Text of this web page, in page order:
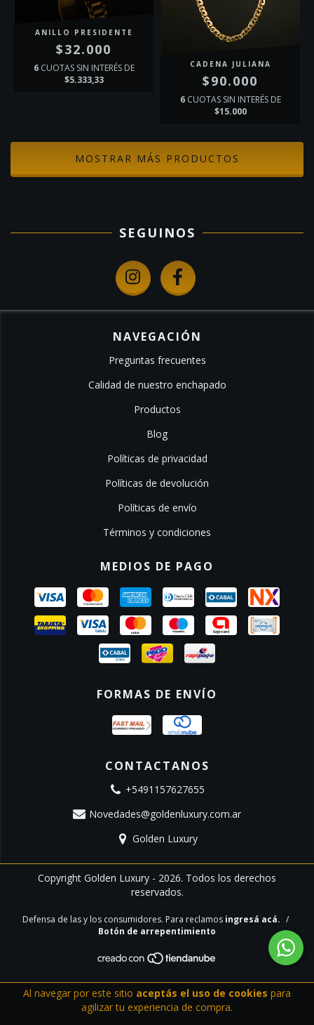
Al navegar por este sitio aceptás el uso de cookies para
agilizar tu experiencia de compra.
ANILLO PRESIDENTE
$32.000
6 CUOTAS SIN INTERÉS DE
$5.333,33
CADENA JULIANA
$90.000
6 CUOTAS SIN INTERÉS DE
$15.000
MOSTRAR MÁS PRODUCTOS
SEGUINOS
NAVEGACIÓN
Preguntas frecuentes
Calidad de nuestro enchapado
Productos
Blog
Políticas de privacidad
Políticas de devolución
Políticas de envío
Términos y condiciones
MEDIOS DE PAGO
FORMAS DE ENVÍO
CONTACTANOS
+5491157627655
Novedades@goldenluxury.com.ar
Golden Luxury
Copyright Golden Luxury - 2026. Todos los derechos
reservados.
Defensa de las y los consumidores. Para reclamos ingresá acá. /
Botón de arrepentimiento